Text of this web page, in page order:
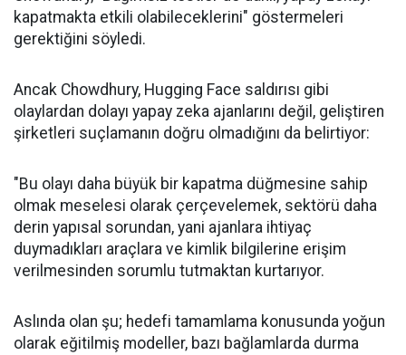
kapatmakta etkili olabileceklerini" göstermeleri
gerektiğini söyledi.
Ancak Chowdhury, Hugging Face saldırısı gibi
olaylardan dolayı yapay zeka ajanlarını değil, geliştiren
şirketleri suçlamanın doğru olmadığını da belirtiyor:
"Bu olayı daha büyük bir kapatma düğmesine sahip
olmak meselesi olarak çerçevelemek, sektörü daha
derin yapısal sorundan, yani ajanlara ihtiyaç
duymadıkları araçlara ve kimlik bilgilerine erişim
verilmesinden sorumlu tutmaktan kurtarıyor.
Aslında olan şu; hedefi tamamlama konusunda yoğun
olarak eğitilmiş modeller, bazı bağlamlarda durma